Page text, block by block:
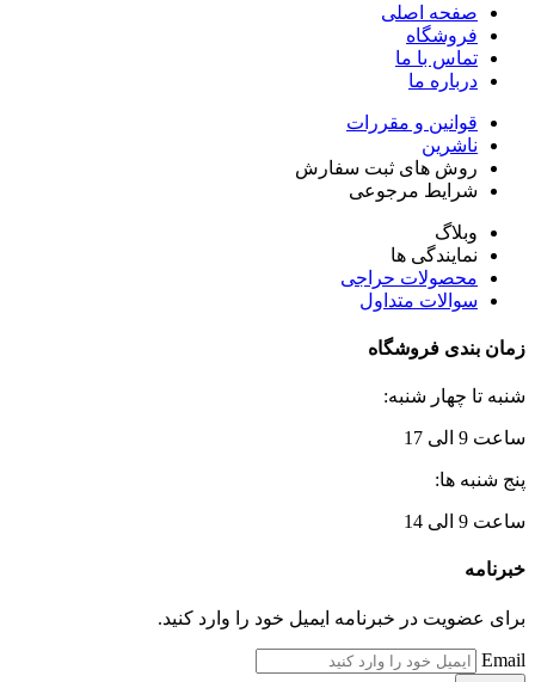
صفحه اصلی
فروشگاه
تماس با ما
درباره ما
قوانین و مقررات
ناشرین
روش های ثبت سفارش
شرایط مرجوعی
وبلاگ
نمایندگی ها
محصولات حراجی
سوالات متداول
زمان بندی فروشگاه
شنبه تا چهار شنبه:
ساعت 9 الی 17
پنج شنبه ها:
ساعت 9 الی 14
خبرنامه
برای عضویت در خبرنامه ایمیل خود را وارد کنید.
Email